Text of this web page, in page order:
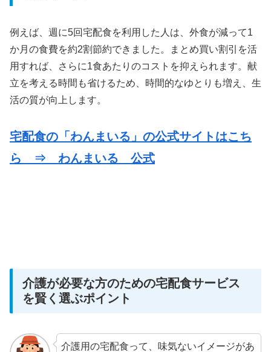
例えば、週に5回宅配食を利用した人は、外食が減って1
か月の食費を約2割節約できました。まとめ買い割引を活
用すれば、さらに1食あたりのコストを抑えられます。献
立を考える時間も省けるため、時間的なゆとりも増え、生
活の質が向上します。
宅配食の「わんまいる」の公式サイトはこち
ら ⇒ わんまいる 公式
介護が必要な方のための宅配食サービス
を賢く選ぶポイント
介護用の宅配食って、味気ないイメージがあ